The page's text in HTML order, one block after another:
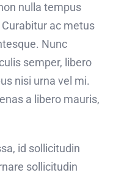
nulla tempus
ac metus
Nunc
semper, libero
nisi urna vel mi.
a libero mauris,
id sollicitudin
sollicitudin